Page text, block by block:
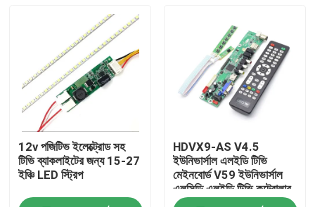
আমাদের সম্পর্কে
কারখানা পরিদর্শন
গুণমান নিয়ন্ত্রণ
আমাদের সাথে যোগাযোগ করুন
12v পজিটিভ ইলেক্ট্রোড সহ
টিভি ব্যাকলাইটের জন্য 15-27
ইঞ্চি LED স্ট্রিপ
HDVX9-AS V4.5
ইউনিভার্সাল এলইডি টিভি
মেইনবোর্ড V59 ইউনিভার্সাল
এলসিডি এলইডি টিভি কন্ট্রোলার
বোর্ড